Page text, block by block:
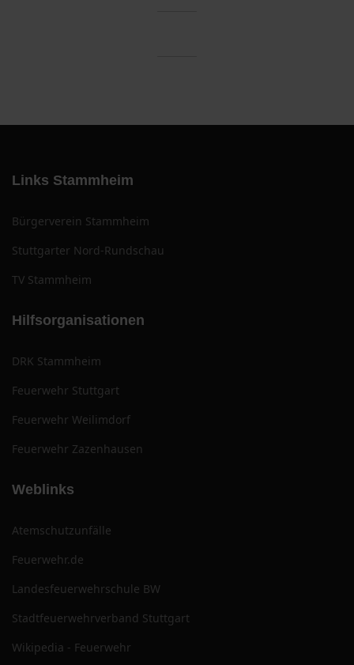
Links Stammheim
Bürgerverein Stammheim
Stuttgarter Nord-Rundschau
TV Stammheim
Hilfsorganisationen
DRK Stammheim
Feuerwehr Stuttgart
Feuerwehr Weilimdorf
Feuerwehr Zazenhausen
Weblinks
Atemschutzunfälle
Feuerwehr.de
Landesfeuerwehrschule BW
Stadtfeuerwehrverband Stuttgart
Wikipedia - Feuerwehr